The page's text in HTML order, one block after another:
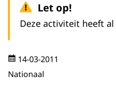
Let op!
Deze activiteit heeft
14-03-2011
Nationaal